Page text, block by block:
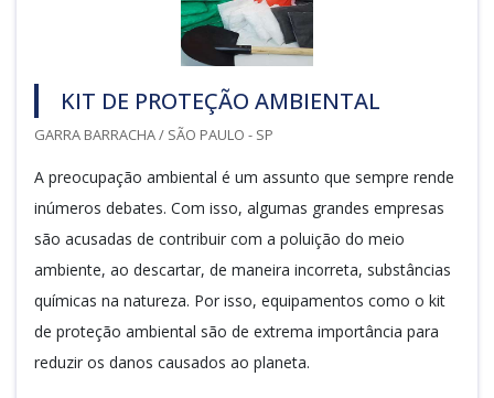
KIT DE PROTEÇÃO AMBIENTAL
GARRA BARRACHA / SÃO PAULO - SP
A preocupação ambiental é um assunto que sempre rende
inúmeros debates. Com isso, algumas grandes empresas
são acusadas de contribuir com a poluição do meio
ambiente, ao descartar, de maneira incorreta, substâncias
químicas na natureza. Por isso, equipamentos como o kit
de proteção ambiental são de extrema importância para
reduzir os danos causados ao planeta.